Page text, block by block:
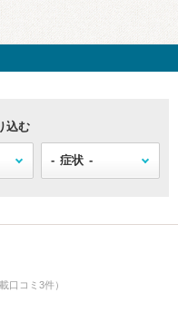
込む
口コミ3件）